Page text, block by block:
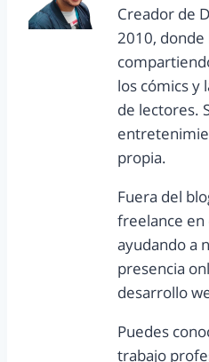
Creador de
2010, donde
los cómics y
de lectores.
propia.
Fuera del
freelance en
ayudando a
presencia
desarrollo
Puedes
trabajo